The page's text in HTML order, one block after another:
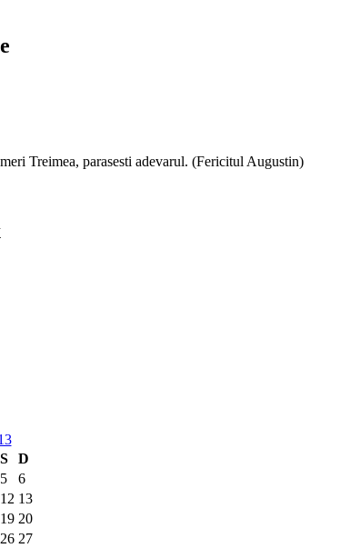
Treimea, parasesti adevarul. (Fericitul Augustin)
S
D
5
6
12 13
19 20
26 27